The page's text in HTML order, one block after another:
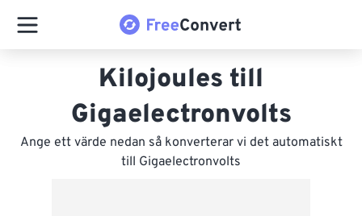
Kilojoules till
Gigaelectronvolts
Ange ett värde nedan så konverterar vi det automatiskt
till Gigaelectronvolts